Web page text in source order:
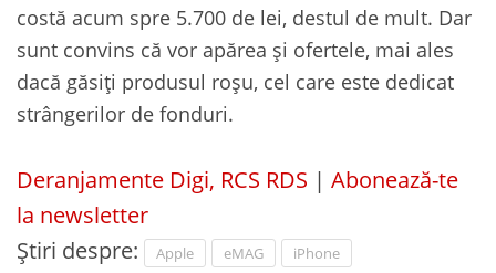
costă acum spre 5.700 de lei, destul de mult. Dar
sunt convins că vor apărea și ofertele, mai ales
dacă găsiți produsul roșu, cel care este dedicat
strângerilor de fonduri.
Deranjamente Digi, RCS RDS | Abonează-te
la newsletter
Știri despre:
Apple eMAG iPhone